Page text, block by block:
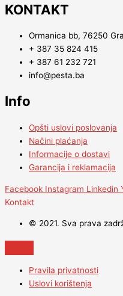
KONTAKT
Ormanica bb, 76250
+ 387 35 824 415
+ 387 61 232 721
info@pesta.ba
Info
Opšti uslovi poslovanja
Načini plaćanja
Informacije o dostavi
Garancija i reklamacija
Facebook Instagram Linkedin
Kontakt
© 2021. Sva prava
Pravila privatnosti
Uslovi korištenja